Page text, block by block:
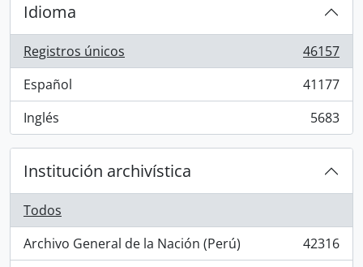
Idioma
Registros únicos
, 46157 resultados
46157
Español
, 41177 resultados
41177
Inglés
, 5683 resultados 5683
Institución archivística
Todos
Archivo General de la Nación (Perú)
, 42316 resultados
42316